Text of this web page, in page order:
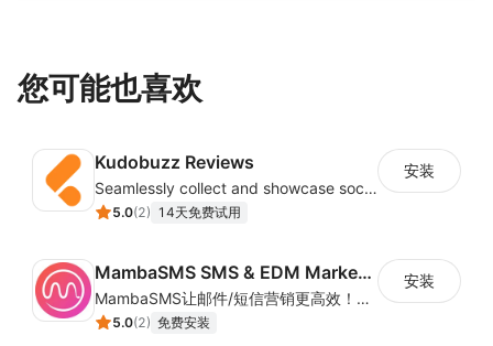
您可能也喜欢
Kudobuzz Reviews
Seamlessly collect and showcase social & photo reviews to boost organic traffic
5.0(2) 14天免费试用
安装
MambaSMS SMS & EDM Marketing
MambaSMS让邮件/短信营销更高效！MambaSMS可以帮助商家通过邮件和短信即时联系客户。并通过自动化流程，提高弃单挽回效率。
5.0(2) 免费安装
安装